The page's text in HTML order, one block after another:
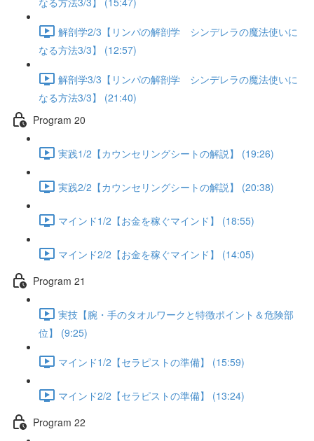
解剖学2/3【リンパの解剖学 シンデレラの魔法使いに
なる方法3/3】 (12:57)
解剖学3/3【リンパの解剖学 シンデレラの魔法使いに
なる方法3/3】 (21:40)
Program 20
実践1/2【カウンセリングシートの解説】 (19:26)
実践2/2【カウンセリングシートの解説】 (20:38)
マインド1/2【お金を稼ぐマインド】 (18:55)
マインド2/2【お金を稼ぐマインド】 (14:05)
Program 21
実技【腕・手のタオルワークと特徴ポイント＆危険部
位】 (9:25)
マインド1/2【セラピストの準備】 (15:59)
マインド2/2【セラピストの準備】 (13:24)
Program 22